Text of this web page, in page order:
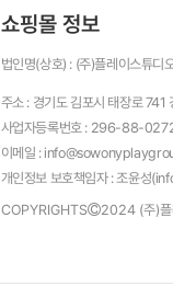
쇼핑몰 정보
법인명(상호) : (주)플레이스튜디
주소 : 경기도 김포시 태장로
사업자등록번호 : 296-88-
이메일 :
개인정보 보호책임자 : 조윤성(
COPYRIGHTS
2024 (주)플